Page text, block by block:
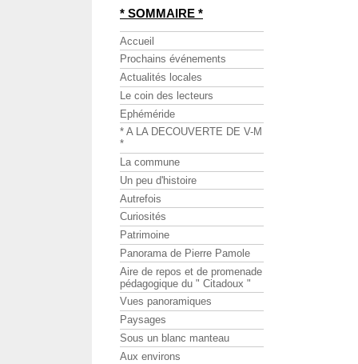
* SOMMAIRE *
Accueil
Prochains événements
Actualités locales
Le coin des lecteurs
Ephéméride
* A LA DECOUVERTE DE V-M
*
La commune
Un peu d'histoire
Autrefois
Curiosités
Patrimoine
Panorama de Pierre Pamole
Aire de repos et de promenade
pédagogique du " Citadoux "
Vues panoramiques
Paysages
Sous un blanc manteau
Aux environs